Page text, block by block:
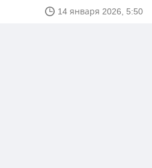
14 января 2026, 5:50